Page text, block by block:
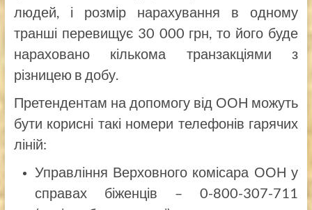
людей, і розмір нарахування в одному
транші перевищує 30 000 грн, то його буде
нараховано кількома транзакціями з
різницею в добу.
Претендентам на допомогу від ООН можуть
бути корисні такі номери телефонів гарячих
ліній:
Управління Верховного комісара ООН у
справах біженців – 0-800-307-711